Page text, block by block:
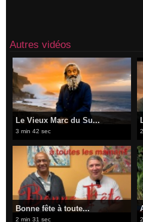
Autres vidéos
​Le Vieux Marc du Su...
3 min 42 sec
Bonne fête à toute...
2 min 31 sec